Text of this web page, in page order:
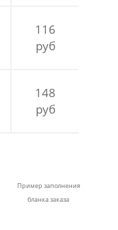
116
руб
148
руб
Пример заполнения
бланка заказа